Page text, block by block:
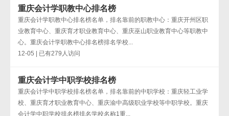
重庆会计学职教中心排名榜
重庆会计学职教中心排名榜名单，排名靠前的职教中心：重庆开州区职
业教育中心、重庆育才职业教育中心、重庆巫山职业教育中心等职教中
心。重庆会计学职教中心排名榜排名学校...
12-05 | 已有279人访问
重庆会计学中职学校排名榜
重庆会计学中职学校排名榜名单，排名靠前的中职学校：重庆轻工业学
校、重庆育才职业教育中心、重庆渝中高级职业学校等中职学校。重庆
会计学中职学校排名榜排名学校名称1重...